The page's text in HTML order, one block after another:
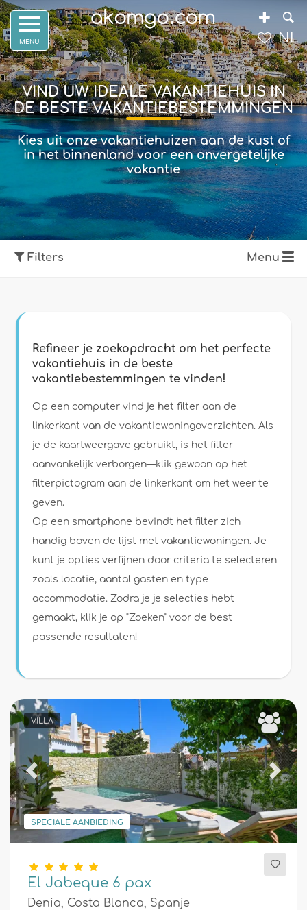
VIND UW IDEALE VAKANTIEHUIS IN
DE BESTE VAKANTIEBESTEMMINGEN
Kies uit onze vakantiehuizen aan de kust of
in het binnenland voor een onvergetelijke
vakantie
Filters Menu
Personen
Badkamers
Voorwaarden
Optioneel
Afstanden
Comfort
Refineer je zoekopdracht om het perfecte
vakantiehuis in de beste
vakantiebestemmingen te vinden!
Op een computer vind je het filter aan de
linkerkant van de vakantiewoningoverzichten. Als
je de kaartweergave gebruikt, is het filter
aanvankelijk verborgen—klik gewoon op het
filterpictogram aan de linkerkant om het weer te
geven.
Op een smartphone bevindt het filter zich
handig boven de lijst met vakantiewoningen. Je
kunt je opties verfijnen door criteria te selecteren
zoals locatie, aantal gasten en type
accommodatie. Zodra je je selecties hebt
gemaakt, klik je op "Zoeken" voor de best
passende resultaten!
VILLA
SPECIALE AANBIEDING
Previous Next
El Jabeque 6 pax
Denia, Costa Blanca, Spanje
NL